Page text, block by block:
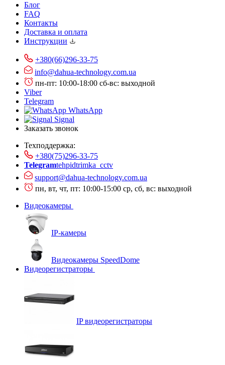
Блог
FAQ
Контакты
Доставка и оплата
Инструкции
+380(66)296-33-75
info@dahua-technology.com.ua
пн-пт: 10:00-18:00 сб-вс: выходной
Viber
Telegram
WhatsApp
Signal
Заказать звонок
Техподдержка:
+380(75)296-33-75
Telegramtehpidtrimka_cctv
support@dahua-technology.com.ua
пн, вт, чт, пт: 10:00-15:00 ср, сб, вс: выходной
Видеокамеры
IP-камеры
Видеокамеры SpeedDome
Видеорегистраторы
IP видеорегистраторы